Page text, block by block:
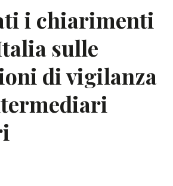
i chiarimenti
sulle
di vigilanza